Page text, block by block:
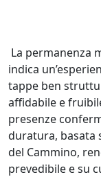
La permanenza
indica
tappe ben
affidabile e
presenze
duratura, basata
del Cammino,
prevedibile e su